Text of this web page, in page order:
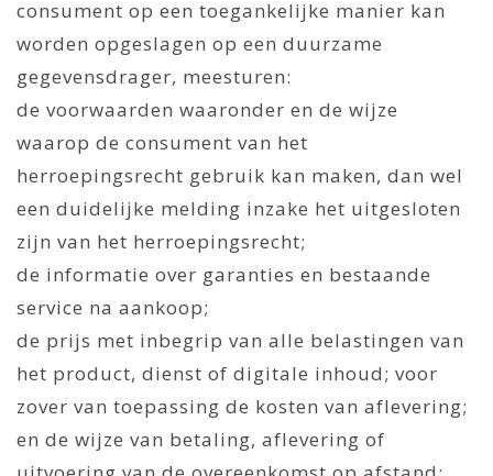
consument op een toegankelijke manier kan
worden opgeslagen op een duurzame
gegevensdrager, meesturen:
de voorwaarden waaronder en de wijze
waarop de consument van het
herroepingsrecht gebruik kan maken, dan wel
een duidelijke melding inzake het uitgesloten
zijn van het herroepingsrecht;
de informatie over garanties en bestaande
service na aankoop;
de prijs met inbegrip van alle belastingen van
het product, dienst of digitale inhoud; voor
zover van toepassing de kosten van aflevering;
en de wijze van betaling, aflevering of